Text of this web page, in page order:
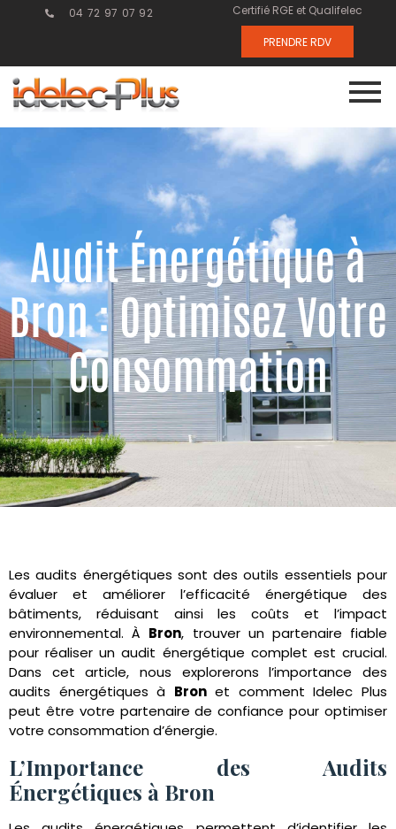
04 72 97 07 92 Certifié RGE et Qualifelec
PRENDRE RDV
Audit Énergétique à
Bron : Optimisez Votre
Consommation
Les audits énergétiques sont des outils essentiels pour
évaluer et améliorer l’efficacité énergétique des
bâtiments, réduisant ainsi les coûts et l’impact
environnemental. À Bron, trouver un partenaire fiable
pour réaliser un audit énergétique complet est crucial.
Dans cet article, nous explorerons l’importance des
audits énergétiques à Bronet comment Idelec Plus
peut être votre partenaire de confiance pour optimiser
votre consommation d’énergie.
L’Importance des Audits
Énergétiques à Bron